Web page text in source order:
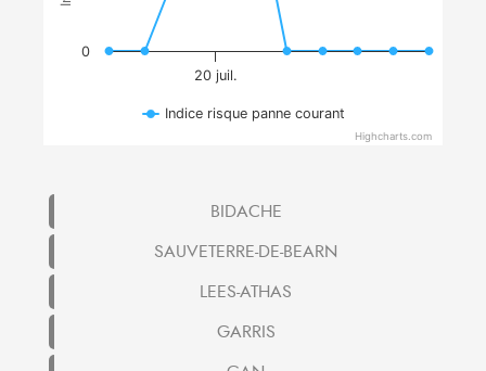
20 juil.
0
Indice risque panne courant
Highcharts.com
BIDACHE
SAUVETERRE-DE-BEARN
LEES-ATHAS
GARRIS